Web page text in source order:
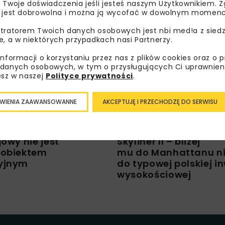
ARCHIWUM NBI
ZESPÓŁ PROJEKTU
BIURO CENTRUM
PKP POLSKIE LINIE
nie jest
BUDOWNICTWO
WYWIADY
KONTRAKTU Z WARBUD SA,
ZDUŃCZYKIEM, CZŁONKIEM
I DYREKTOREM
POLSKA SP. Z O.O.
Skyliner II – bliżej
mu do Manhattanu
do typowej polskiej
wysokościowej
doświadczenia jeśli jesteś naszym Użytkownikiem.
dobrowolna i można ją wycofać w dowolnym
Twoich danych osobowych jest nbi med!a z
a w niektórych przypadkach nasi Partnerzy.
o korzystaniu przez nas z plików cookies oraz o
osobowych, w tym o przysługujących Ci
w naszej Polityce prywatności.
AKCEPTUJĘ I PRZECHODZĘ DO SERWISU
ZAAWANSOWANNE